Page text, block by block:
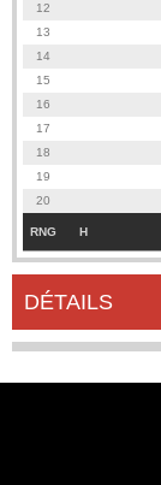
12
13
14
15
16
17
18
19
20
RNG H
DÉTAILS